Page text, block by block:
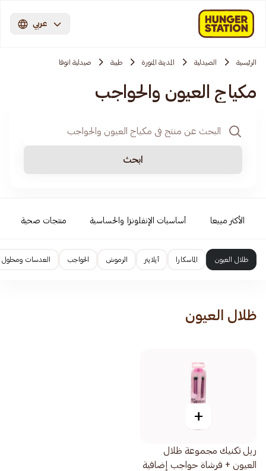
عربي
الرئيسية الصيدلية المدينة المنورة طيبة صيدلية انوفا
مكياج العيون والحواجب
ابحث
الأكثر مبيعا أساسيات الإنفلونزا والحساسية منتجات صحية
ظلال العيون الماسكارا آيلاينر الرموش الحواجب العدسات
ظلال العيون
+
ريل تكنيك مجموعة ظلال
العيون + فرشاة حواجب إضافية